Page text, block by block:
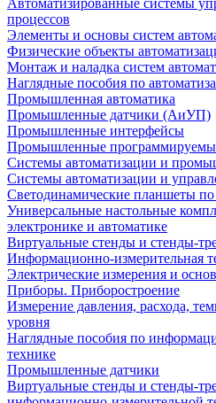
Автоматизированные системы
процессов
Элементы и основы систем
Физические объекты
Монтаж и наладка систем
Наглядные пособия по
Промышленная автоматика
Промышленные датчики (АиУП)
Промышленные интерфейсы
Промышленные
Системы автоматизации и
Системы автоматизации и
Светодинамические планшеты по
Универсальные настольные
электронике и автоматике
Виртуальные стенды и стенды-
Информационно-измерительная
Электрические измерения и
Приборы. Приборостроение
Измерение давления, расхода,
уровня
Наглядные пособия по
технике
Промышленные датчики
Виртуальные стенды и стенды-